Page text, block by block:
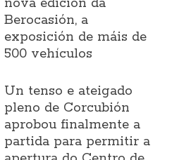
nova edición da
Berocasión, a
exposición de máis de
500 vehículos
Un tenso e ateigado
pleno de Corcubión
aprobou finalmente a
partida para permitir a